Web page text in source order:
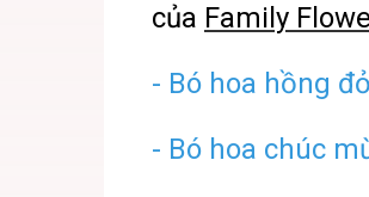
của Family
- Bó hoa hồng
- Bó hoa chúc